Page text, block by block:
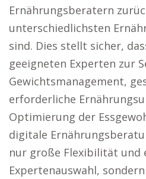
Ernährungsberatern
unterschiedlichsten
sind. Dies stellt sicher,
geeigneten Experten zur
Gewichtsmanagement,
erforderliche
Optimierung der
digitale
nur große Flexibilität und
Expertenauswahl,